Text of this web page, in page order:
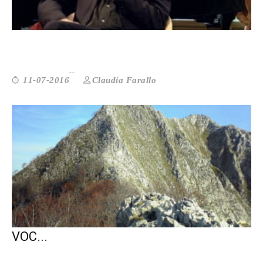
ALBINATI: VI SPIEGO DOV’È IL VE...
11-07-2016 Claudia Farallo
UN ALTRO POSTO: UN ROMANZO CHE DÀ
VOC...